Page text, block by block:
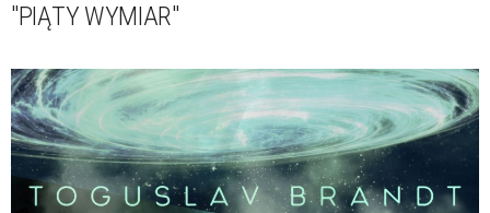
"PIĄTY WYMIAR"